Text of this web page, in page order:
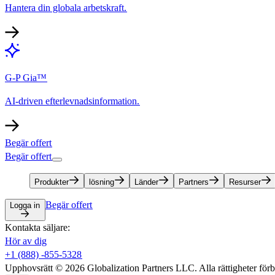
Hantera din globala arbetskraft.​​
G-P Gia™​​
AI-driven efterlevnadsinformation.​​
Begär offert​​
Begär offert​​
Produkter​​ lösning​​ Länder​​ Partners​​ Resurser​​
Logga in​​ Begär offert​​
Kontakta säljare:​​
Hör av dig​​
+1 (888) -855-5328​​
Upphovsrätt © 2026 Globalization Partners LLC. Alla rättigheter